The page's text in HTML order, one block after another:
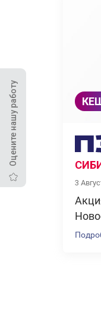
Оцените нашу работу
3